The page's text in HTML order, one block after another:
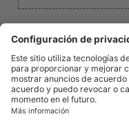
Podemos recibir una